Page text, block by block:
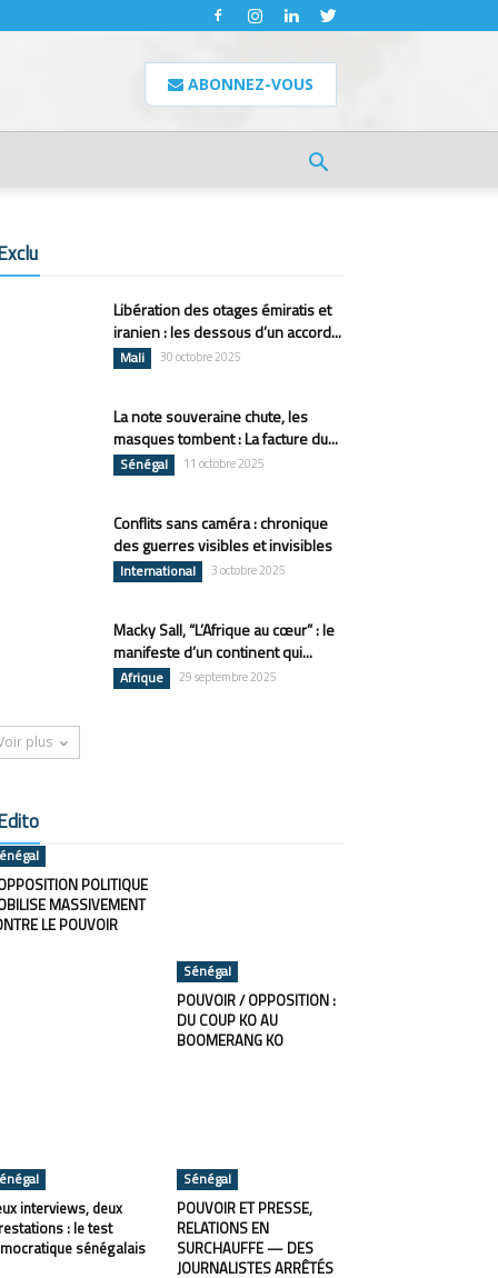
ABONNEZ-VOUS
Libération des otages émiratis et
iranien : les dessous d’un accord...
Mali 30 octobre 2025
La note souveraine chute, les
masques tombent : La facture du...
Sénégal 11 octobre 2025
Conflits sans caméra : chronique
des guerres visibles et invisibles
International 3 octobre 2025
Macky Sall, “L’Afrique au cœur” : le
manifeste d’un continent qui...
Afrique 29 septembre 2025
plus
POLITIQUE
MASSIVEMENT
LE POUVOIR
Sénégal
POUVOIR / OPPOSITION :
DU COUP KO AU
BOOMERANG KO
interviews, deux
: le test
sénégalais
Sénégal
POUVOIR ET PRESSE,
RELATIONS EN
SURCHAUFFE — DES
JOURNALISTES ARRÊTÉS